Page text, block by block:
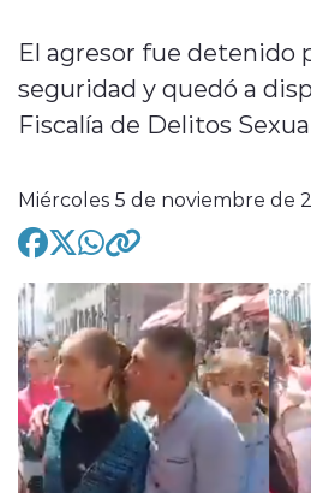
Deportes
Entrevistas
modo claro
El agresor fue detenido
seguridad y quedó a
Fiscalía de Delitos
Miércoles 5 de noviembre de